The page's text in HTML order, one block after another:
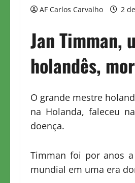
AF Carlos Carvalho 2
Jan Timman,
holandês,
O grande mestre
na Holanda, faleceu
doença.
Timman foi por anos
mundial em uma era